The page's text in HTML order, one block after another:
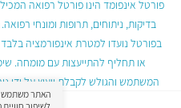
פורטל אינפומד הינו פורטל רפואה
בדיקות, ניתוחים, תרופות ומונחי
בפורטל נועדו למטרת אינפורמציה
או תחליף להתייעצות עם מומחה.
המשתמש והגולש לקבלת ייעוץ על ידי
לשיפור חוויית